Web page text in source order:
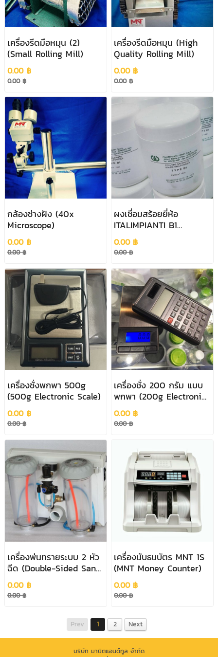
เครื่องรีดมือหมุน (2)
(Small Rolling Mill)
0.00 ฿
0.00 ฿
เครื่องรีดมือหมุน (High
Quality Rolling Mill)
0.00 ฿
0.00 ฿
กล้องช่างฝัง (40x
Microscope)
0.00 ฿
0.00 ฿
ผงเชื่อมสร้อยยี่ห้อ
ITALIMPIANTI B1
(ITALIMPIANTI B1
Soldering Powder)
0.00 ฿
0.00 ฿
เครื่องชั่งพกพา 500g
(500g Electronic Scale)
0.00 ฿
0.00 ฿
เครื่องชั่ง 200 กรัม แบบ
พกพา (200g Electronic
Scale)
0.00 ฿
0.00 ฿
เครื่องพ่นทรายระบบ 2 หัว
ฉีด (Double-Sided Sand
Blaster)
0.00 ฿
0.00 ฿
เครื่องนับธนบัตร MNT 1S
(MNT Money Counter)
0.00 ฿
0.00 ฿
Prev 1 2 Next
บริษัท มานิตแอนด์ทูล จำกัด